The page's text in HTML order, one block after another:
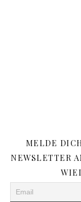
MELDE
NEWSLETTER